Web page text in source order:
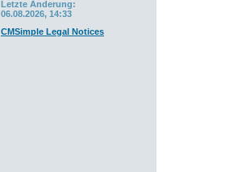
Letzte Änderung:
06.08.2026, 14:33
CMSimple Legal Notices